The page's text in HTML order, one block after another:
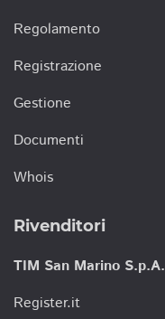
Regolamento
Registrazione
Gestione
Documenti
Whois
Rivenditori
TIM San Marino S.p.A.
Register.it